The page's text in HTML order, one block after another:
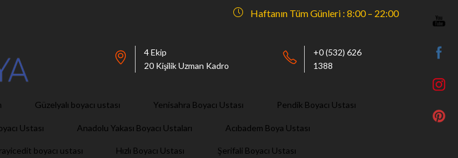
Haftanın Tüm Günleri : 8:00 – 22:00
4 Ekip
20 Kişilik Uzman Kadro
+0 (532) 626
1388
Güzelyalı boyacı ustası Yenisahra Boyacı Ustası Pendik Boyacı Ustası
Ustası Anadolu Yakası Boyacı Ustaları Acıbadem Boya Ustası
boyacı ustası Hızlı Boyacı Ustası Şerifali Boyacı Ustası